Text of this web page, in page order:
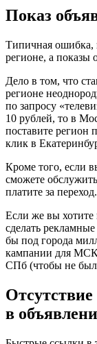
Показ
Типичная ошибка,
регионе, а показы
Дело в том, что
регионе
по запросу
10 рублей, то в
поставите регион
клик в
Кроме того, если
сможете
платите за переход.
Если же вы хотите
сделать
бы под города
кампании для
СПб (чтобы не
в